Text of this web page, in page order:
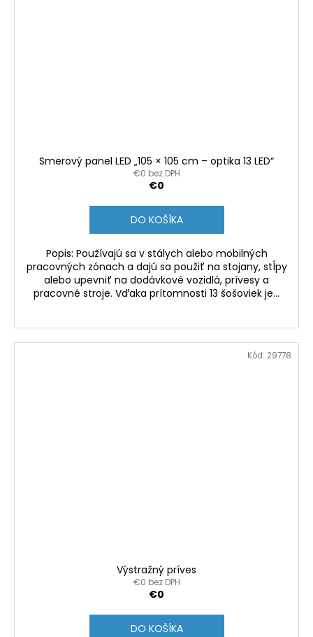
Smerový panel LED „105 × 105 cm – optika 13 LED“
€0 bez DPH
€0
DO KOŠÍKA
Popis: Používajú sa v stálych alebo mobilných
pracovných zónach a dajú sa použiť na stojany, stĺpy
alebo upevniť na dodávkové vozidlá, prívesy a
pracovné stroje. Vďaka prítomnosti 13 šošoviek je...
Výstražný príves
€0 bez DPH
€0
DO KOŠÍKA
Kód: 29778